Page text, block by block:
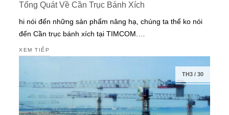
Tổng Quát Về Cần Trục Bánh Xích
hi nói đến những sản phẩm nâng hạ, chúng ta thể ko nói
đến Cần trục bánh xích tại TIMCOM.…
XEM TIẾP
TH3/ 30